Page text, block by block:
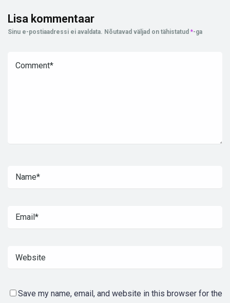
Lisa kommentaar
Sinu e-postiaadressi ei avaldata. Nõutavad väljad on tähistatud *-ga
Save my name, email, and website in this browser for the